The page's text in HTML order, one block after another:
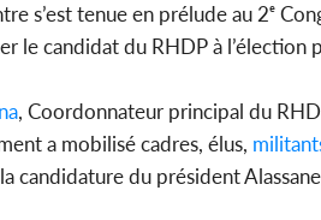
s’est tenue en prélude au 2ᵉ
le candidat du RHDP à l’élection
, Coordonnateur principal du
a mobilisé cadres, élus,
candidature du président